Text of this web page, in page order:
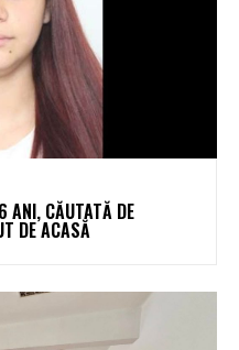
ANI, CĂUTATĂ DE
DE ACASĂ